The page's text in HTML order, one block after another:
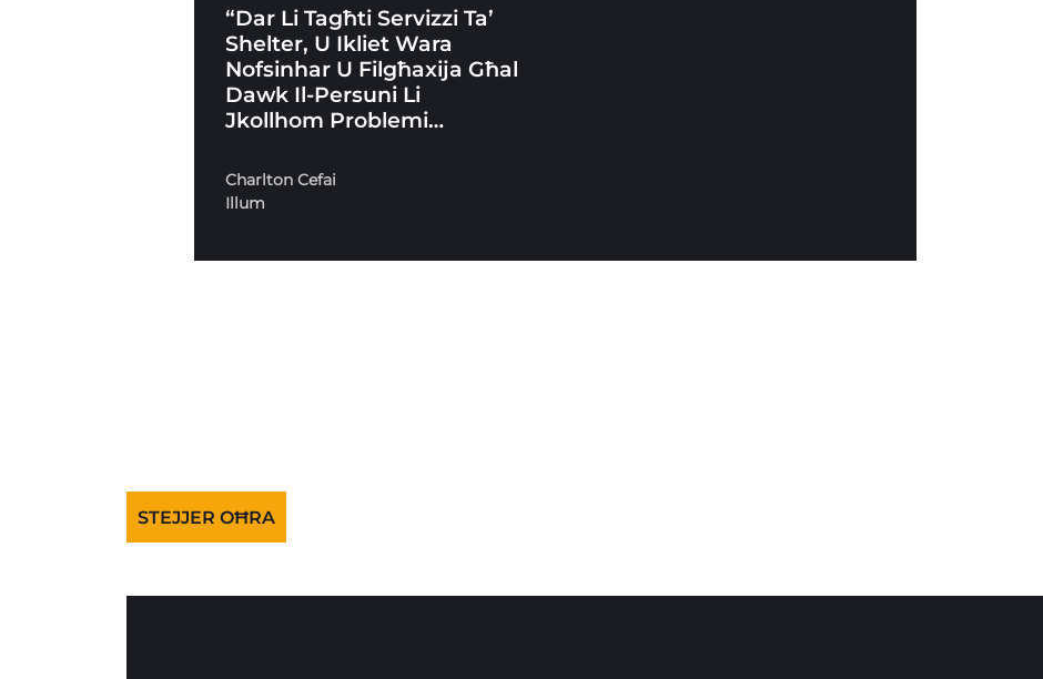
“Dar Li Tagħti Servizzi Ta’
Shelter, U Ikliet Wara
Nofsinhar U Filgħaxija Għal
Dawk Il-Persuni Li
Jkollhom Problemi…
Charlton Cefai
Illum
STEJJER OĦRA